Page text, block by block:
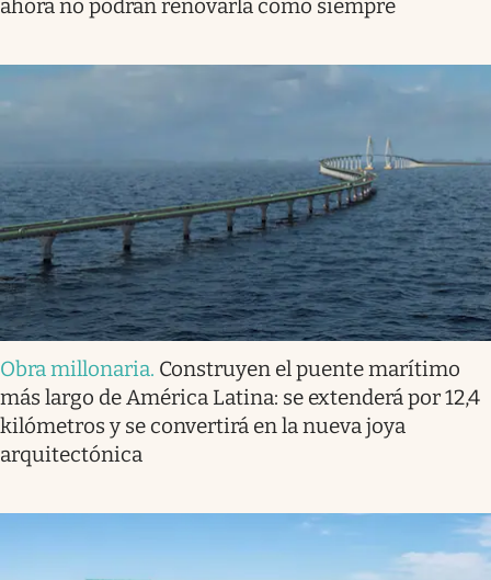
ahora no podrán renovarla como siempre
Obra millonaria. Construyen el puente marítimo
más largo de América Latina: se extenderá por 12,4
kilómetros y se convertirá en la nueva joya
arquitectónica